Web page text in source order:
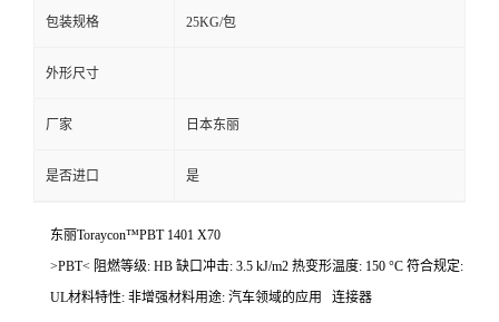
包装规格 25KG/包
外形尺寸
厂家 日本东丽
是否进口 是
东丽Toraycon™PBT 1401 X70
>PBT< 阻燃等级: HB 缺口冲击: 3.5 kJ/m2 热变形温度: 150 °C 符合规定:
UL材料特性: 非增强材料用途: 汽车领域的应用 连接器